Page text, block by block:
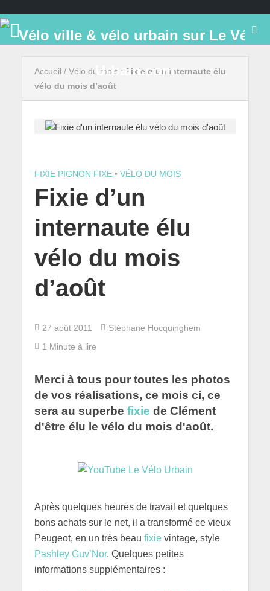
Accueil / Vélo du mois / Fixie d’un internaute élu
vélo du mois d’août
FIXIE PIGNON FIXE • VÉLO DU MOIS
Fixie d’un
internaute élu
vélo du mois
d’août
27 août 2011
Stéphane Hocquinghem
1 Minute à lire
Merci à tous pour toutes les photos
de vos réalisations, ce mois ci, ce
sera au superbe fixie de Clément
d'être élu le vélo du mois d'août.
Après quelques heures de travail et quelques
bons achats sur le net, il a transformé ce vieux
Peugeot, en un très beau fixievintage, style
Pashley Guv’Nor. Quelques petites
informations supplémentaires :